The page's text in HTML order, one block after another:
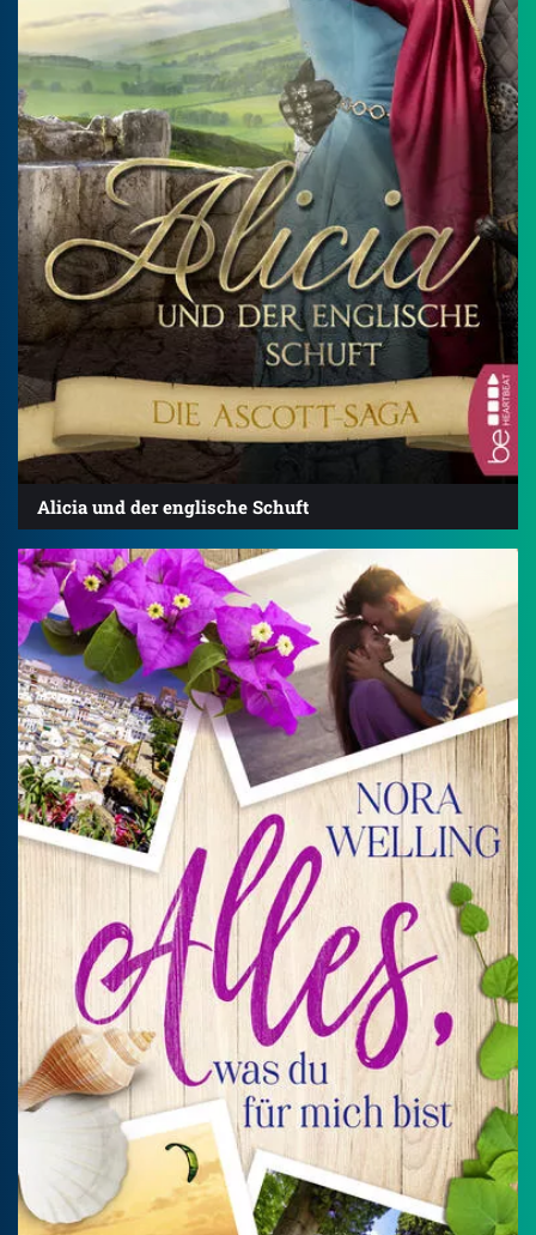
Alicia und der englische Schuft